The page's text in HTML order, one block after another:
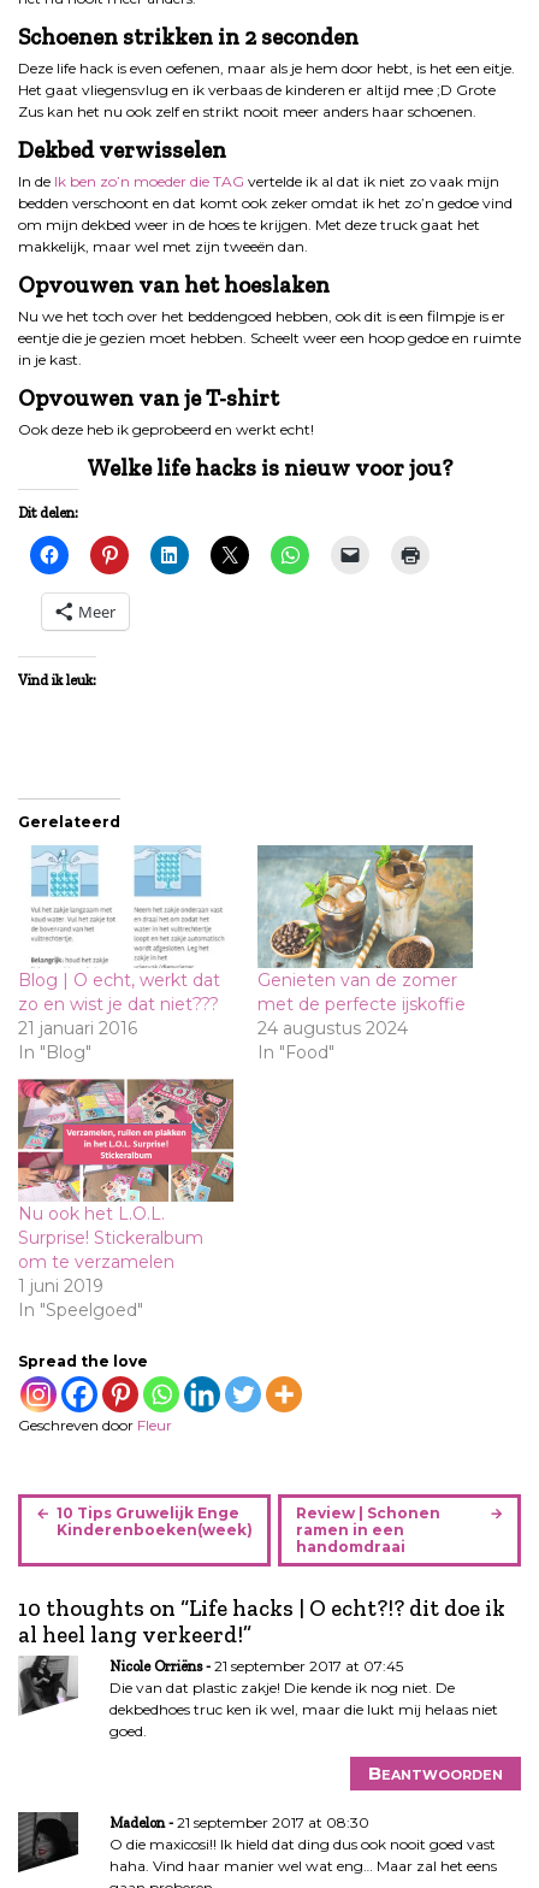
Schoenen strikken in 2 seconden
Deze life hack is even oefenen, maar als je hem door hebt, is het een eitje.
Het gaat vliegensvlug en ik verbaas de kinderen er altijd mee ;D Grote
Zus kan het nu ook zelf en strikt nooit meer anders haar schoenen.
Dekbed verwisselen
In de Ik ben zo’n moeder die TAG vertelde ik al dat ik niet zo vaak mijn
bedden verschoont en dat komt ook zeker omdat ik het zo’n gedoe vind
om mijn dekbed weer in de hoes te krijgen. Met deze truck gaat het
makkelijk, maar wel met zijn tweeën dan.
Opvouwen van het hoeslaken
Nu we het toch over het beddengoed hebben, ook dit is een filmpje is er
eentje die je gezien moet hebben. Scheelt weer een hoop gedoe en ruimte
in je kast.
Opvouwen van je T-shirt
Ook deze heb ik geprobeerd en werkt echt!
Welke life hacks is nieuw voor jou?
Dit delen:
Meer
Vind ik leuk:
Gerelateerd
Blog | O echt, werkt dat
zo en wist je dat niet???
21 januari 2016
In "Blog"
Genieten van de zomer
met de perfecte ijskoffie
24 augustus 2024
In "Food"
Nu ook het L.O.L.
Surprise! Stickeralbum
om te verzamelen
1 juni 2019
In "Speelgoed"
Spread the love
Geschreven door Fleur
B
r
c
h
t
n
a
a
t
i
10 Tips Gruwelijk Enge
Kinderenboeken(week)
Review | Schonen
ramen in een
handomdraai
10 thoughts on “Life hacks | O echt?!? dit doe ik
al heel lang verkeerd!”
Nicole Orriëns
21 september 2017 at 07:45
Die van dat plastic zakje! Die kende ik nog niet. De
dekbedhoes truc ken ik wel, maar die lukt mij helaas niet
goed.
Beantwoorden
Madelon
21 september 2017 at 08:30
O die maxicosi!! Ik hield dat ding dus ook nooit goed vast
haha. Vind haar manier wel wat eng… Maar zal het eens